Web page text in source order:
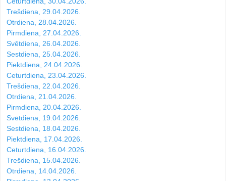
Trešdiena, 29.04.2026.
Otrdiena, 28.04.2026.
Pirmdiena, 27.04.2026.
Svētdiena, 26.04.2026.
Sestdiena, 25.04.2026.
Piektdiena, 24.04.2026.
Ceturtdiena, 23.04.2026.
Trešdiena, 22.04.2026.
Otrdiena, 21.04.2026.
Pirmdiena, 20.04.2026.
Svētdiena, 19.04.2026.
Sestdiena, 18.04.2026.
Piektdiena, 17.04.2026.
Ceturtdiena, 16.04.2026.
Trešdiena, 15.04.2026.
Otrdiena, 14.04.2026.